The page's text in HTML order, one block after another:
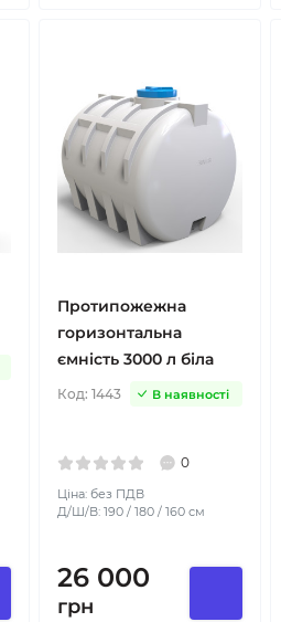
Протипожежна
горизонтальна
ємність 3000 л біла
Код: 1443 В наявності
0
Ціна: без ПДВ
Д/Ш/В: 190 / 180 / 160 см
26 000
грн